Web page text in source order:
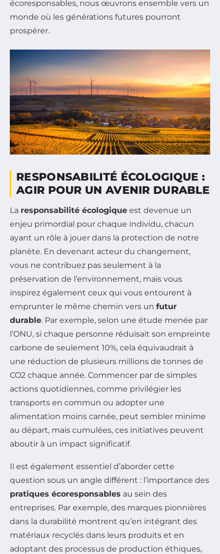
écoresponsables, nous œuvrons ensemble vers un
monde où les générations futures pourront
prospérer.
RESPONSABILITÉ ÉCOLOGIQUE :
AGIR POUR UN AVENIR DURABLE
La responsabilité écologique est devenue un
enjeu primordial pour chaque individu, chacun
ayant un rôle à jouer dans la protection de notre
planète. En devenant acteur du changement,
vous ne contribuez pas seulement à la
préservation de l’environnement, mais vous
inspirez également ceux qui vous entourent à
emprunter le même chemin vers un futur
durable. Par exemple, selon une étude menée par
l’ONU, si chaque personne réduisait son empreinte
carbone de seulement 10%, cela équivaudrait à
une réduction de plusieurs millions de tonnes de
CO2 chaque année. Commencer par de simples
actions quotidiennes, comme privilégier les
transports en commun ou adopter une
alimentation moins carnée, peut sembler minime
au départ, mais cumulées, ces initiatives peuvent
aboutir à un impact significatif.
Il est également essentiel d’aborder cette
question sous un angle différent : l’importance des
pratiques écoresponsables au sein des
entreprises. Par exemple, des marques pionnières
dans la durabilité montrent qu’en intégrant des
matériaux recyclés dans leurs produits et en
adoptant des processus de production éthiques,